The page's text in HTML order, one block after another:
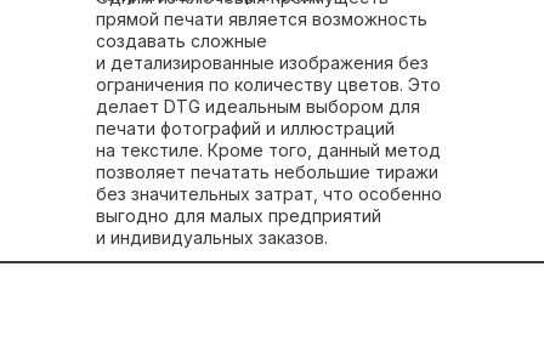
прямой печати является возможность
создавать сложные
и детализированные изображения без
ограничения по количеству цветов. Это
делает DTG идеальным выбором для
печати фотографий и иллюстраций
на текстиле. Кроме того, данный метод
позволяет печатать небольшие тиражи
без значительных затрат, что особенно
выгодно для малых предприятий
и индивидуальных заказов.